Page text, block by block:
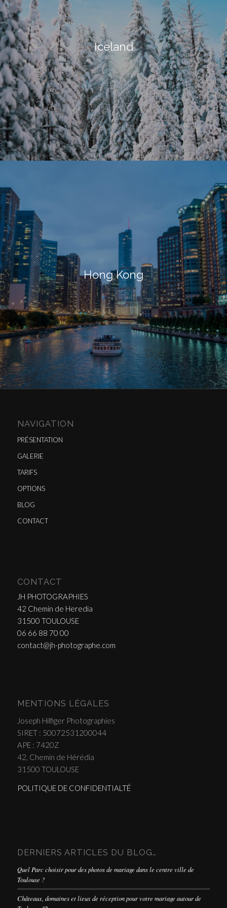
Iceland
Hong Kong
NAVIGATION
PRÉSENTATION
GALERIE
TARIFS
OPTIONS
BLOG
CONTACT
CONTACT
JH PHOTOGRAPHIES
42 Chemin de Heredia
31500 TOULOUSE
06 66 88 70 00
contact@jh-photographe.com
MENTIONS LÉGALES
Joseph Hilfiger Photographies
SIRET : 50072531200044
APE : 7420Z
42, Chemin de Hérédia
31500 TOULOUSE
POLITIQUE DE CONFIDENTIALTÉ
DERNIERS ARTICLES DU BLOG…
Quel Parc choisir pour des photos de mariage dans le centre ville de
Toulouse ?
Châteaux, domaines et lieux de réception pour votre mariage autour de